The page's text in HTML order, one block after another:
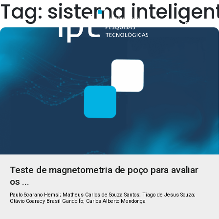
Quem Somos
Tag: sistema
Teste de magnetometria de poço para avaliar
os ...
Paulo Scarano Hemsi; Matheus Carlos de Souza Santos; Tiago de Jesus Souza;
Otávio Coaracy Brasil Gandolfo; Carlos Alberto Mendonça